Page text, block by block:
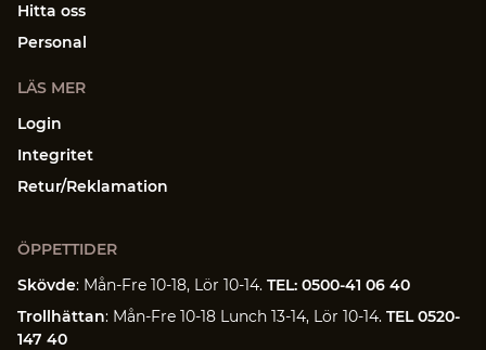
Hitta oss
Personal
LÄS MER
Login
Integritet
Retur/Reklamation
ÖPPETTIDER
Skövde: Mån-Fre 10-18, Lör 10-14. TEL: 0500-41 06 40
Trollhättan: Mån-Fre 10-18 Lunch 13-14, Lör 10-14. TEL 0520-
147 40